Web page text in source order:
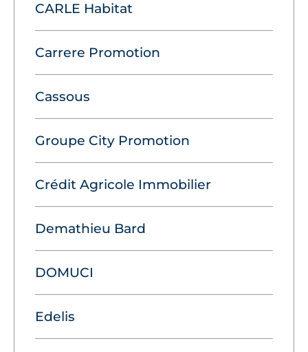
CARLE Habitat
Carrere Promotion
Cassous
Groupe City Promotion
Crédit Agricole Immobilier
Demathieu Bard
DOMUCI
Edelis